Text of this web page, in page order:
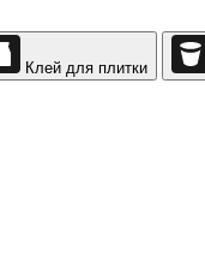
Клей для плитки